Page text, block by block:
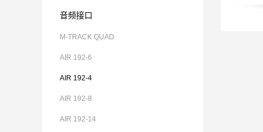
音频接口
M-TRACK QUAD
AIR 192-6
AIR 192-4
AIR 192-8
AIR 192-14